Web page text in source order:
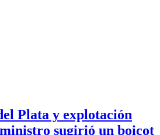
Plata y explotación
sugirió un boicot